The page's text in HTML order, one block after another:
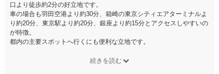
口より徒歩約2分の好立地です。
車の場合も羽田空港より約30分、箱崎の東京シティエアターミナルよ
り約20分、東京駅より約20分、銀座より約15分とアクセスしやすいの
が特徴。
都内の主要スポットへ行くにも便利な立地です。
続きを読む